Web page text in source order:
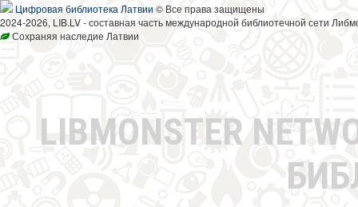
Цифровая библиотека Латвии © Все права защищены
2024-2026, LIB.LV - составная часть международной библиотечной сети
Сохраняя наследие Латвии
LIBMONSTER